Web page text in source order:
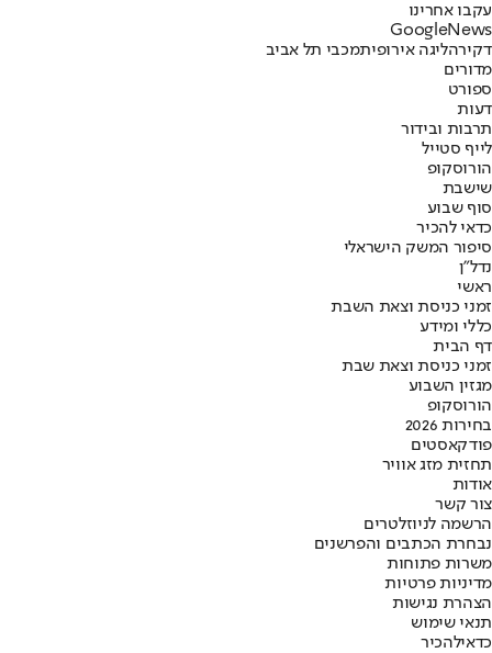
עקבו אחרינו
Googl eNews
דקירהליגה אירופיתמכבי תל אביב
מדורים
ספורט
דעות
תרבות ובידור
לייף סטייל
הורוסקופ
שישבת
סוף שבוע
כדאי להכיר
סיפור המשק הישראלי
נדל"ן
ראשי
זמני כניסת וצאת השבת
כללי ומידע
דף הבית
זמני כניסת וצאת שבת
מגזין השבוע
הורוסקופ
בחירות 2026
פודקאסטים
תחזית מזג אוויר
אודות
צור קשר
הרשמה לניוזלטרים
נבחרת הכתבים והפרשנים
משרות פתוחות
מדיניות פרטיות
הצהרת נגישות
תנאי שימוש
כדאילהכיר